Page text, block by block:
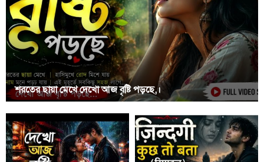
শরতের ছায়া মেখে দেখো আজ বৃষ্টি পড়ছে,।